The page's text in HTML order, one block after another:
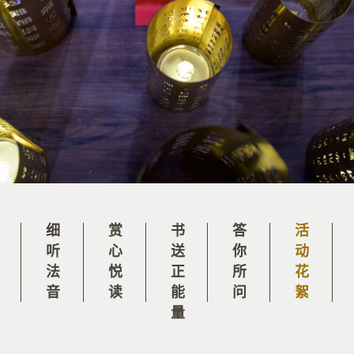
细听法音 赏心悦读 书送正能量 答你所问 活动花絮